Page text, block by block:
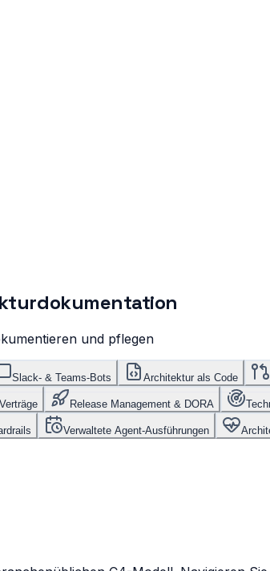
und pflegen
Slack- & Teams-Bots Architektur als Code
Release Management & DORA
Verwaltete Agent-Ausführungen